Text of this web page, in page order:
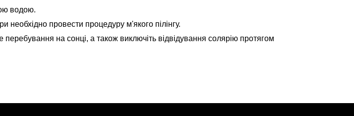
водою.
необхідно провести процедуру м'якого пілінгу.
на сонці, а також виключіть відвідування солярію протягом